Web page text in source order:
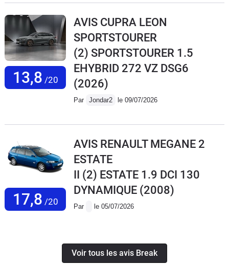
13,8 /20
AVIS CUPRA LEON
SPORTSTOURER
(2) SPORTSTOURER 1.5
EHYBRID 272 VZ DSG6
(2026)
Par Jondar2 le 09/07/2026
17,8 /20
AVIS RENAULT MEGANE 2
ESTATE
II (2) ESTATE 1.9 DCI 130
DYNAMIQUE (2008)
Par le 05/07/2026
Voir tous les avis Break